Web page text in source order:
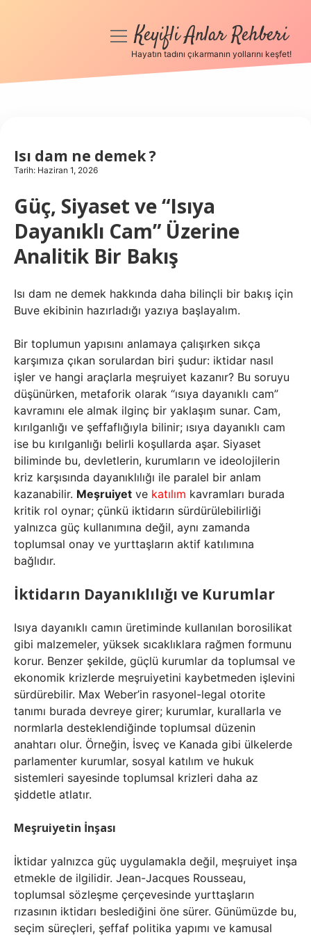
Anasayfa
Hakkımızda
menüyüKeyifli Anlar Rehberi
Hayatın tadını çıkarmanın yollarını keşfet!
Isı dam ne demek ?
Tarih: Haziran 1, 2026
Güç, Siyaset ve “Isıya
Dayanıklı Cam” Üzerine
Analitik Bir Bakış
Isı dam ne demek hakkında daha bilinçli bir bakış için
Buve ekibinin hazırladığı yazıya başlayalım.
Bir toplumun yapısını anlamaya çalışırken sıkça
karşımıza çıkan sorulardan biri şudur: iktidar nasıl
işler ve hangi araçlarla meşruiyet kazanır? Bu soruyu
düşünürken, metaforik olarak “ısıya dayanıklı cam”
kavramını ele almak ilginç bir yaklaşım sunar. Cam,
kırılganlığı ve şeffaflığıyla bilinir; ısıya dayanıklı cam
ise bu kırılganlığı belirli koşullarda aşar. Siyaset
biliminde bu, devletlerin, kurumların ve ideolojilerin
kriz karşısında dayanıklılığı ile paralel bir anlam
kazanabilir. Meşruiyet ve katılım kavramları burada
kritik rol oynar; çünkü iktidarın sürdürülebilirliği
yalnızca güç kullanımına değil, aynı zamanda
toplumsal onay ve yurttaşların aktif katılımına
bağlıdır.
İktidarın Dayanıklılığı ve Kurumlar
Isıya dayanıklı camın üretiminde kullanılan borosilikat
gibi malzemeler, yüksek sıcaklıklara rağmen formunu
korur. Benzer şekilde, güçlü kurumlar da toplumsal ve
ekonomik krizlerde meşruiyetini kaybetmeden işlevini
sürdürebilir. Max Weber’in rasyonel-legal otorite
tanımı burada devreye girer; kurumlar, kurallarla ve
normlarla desteklendiğinde toplumsal düzenin
anahtarı olur. Örneğin, İsveç ve Kanada gibi ülkelerde
parlamenter kurumlar, sosyal katılım ve hukuk
sistemleri sayesinde toplumsal krizleri daha az
şiddetle atlatır.
Meşruiyetin İnşası
İktidar yalnızca güç uygulamakla değil, meşruiyet inşa
etmekle de ilgilidir. Jean-Jacques Rousseau,
toplumsal sözleşme çerçevesinde yurttaşların
rızasının iktidarı beslediğini öne sürer. Günümüzde bu,
seçim süreçleri, şeffaf politika yapımı ve kamusal